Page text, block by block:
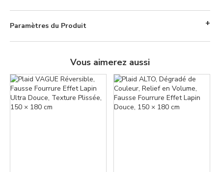
Paramètres du Produit
Vous aimerez aussi